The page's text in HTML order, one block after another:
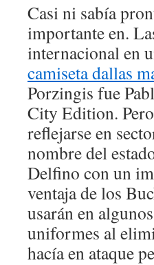
Casi ni sabía
importante en.
internacional en
camiseta dallas
Porzingis fue
City Edition.
reflejarse en
nombre del
Delfino con un
ventaja de los
usarán en
uniformes al
hacía en ataque